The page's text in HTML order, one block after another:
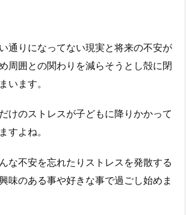
通りになってない現実と将来の不安が
周囲との関わりを減らそうとし殻に閉
います。
けのストレスが子どもに降りかかって
すよね。
な不安を忘れたりストレスを発散する
味のある事や好きな事で過ごし始めま